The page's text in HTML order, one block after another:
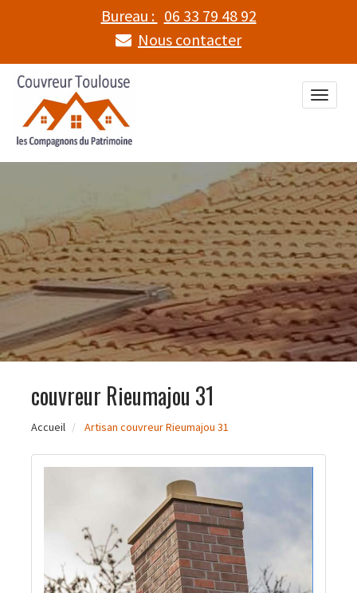
Bureau : 06 33 79 48 92
Nous contacter
Toggle
couvreur Rieumajou 31
Accueil Artisan couvreur Rieumajou 31